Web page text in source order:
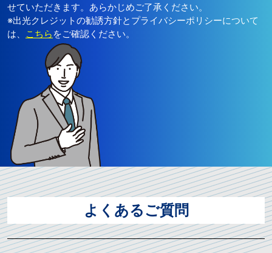
せていただきます。あらかじめご了承ください。
※出光クレジットの勧誘方針とプライバシーポリシーについて
は、
こちら をご確認ください。
よくあるご質問